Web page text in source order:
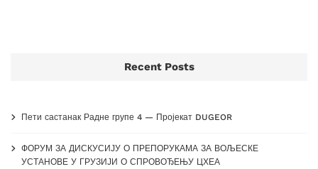
Recent Posts
Пети састанак Радне групе 4 — Пројекат DUGEOR
ФОРУМ ЗА ДИСКУСИЈУ О ПРЕПОРУКАМА ЗА ВОЉЕСКЕ
УСТАНОВЕ У ГРУЗИЈИ О СПРОВОЂЕЊУ ЦХЕА